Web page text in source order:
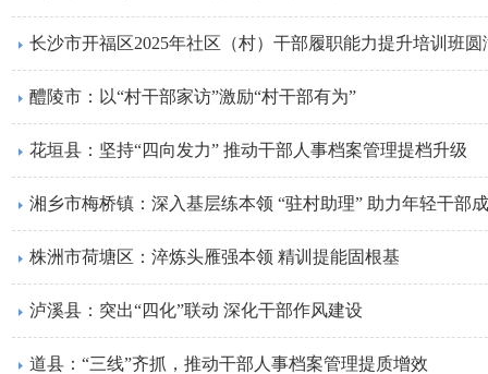
长沙市开福区2025年社区（村）干部履职能力提升培训班圆
醴陵市：以“村干部家访”激励“村干部有为”
花垣县：坚持“四向发力” 推动干部人事档案管理提档升级
湘乡市梅桥镇：深入基层练本领 “驻村助理” 助力年轻干部
株洲市荷塘区：淬炼头雁强本领 精训提能固根基
泸溪县：突出“四化”联动 深化干部作风建设
道县：“三线”齐抓，推动干部人事档案管理提质增效